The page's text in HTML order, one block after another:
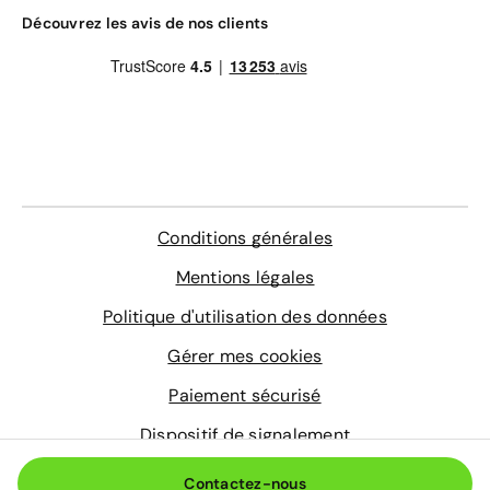
Contactez-nous
Contrôle technique
Gravage des vitres
Découvrez les avis de nos clients
Conditions générales
Mentions légales
Politique d'utilisation des données
Gérer mes cookies
Paiement sécurisé
Dispositif de signalement
© 2026 Aramisauto.com